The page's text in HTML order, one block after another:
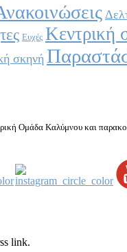
Ευχές Κεντρική
σκηνή
Ομάδα Καλύμνου και
link.